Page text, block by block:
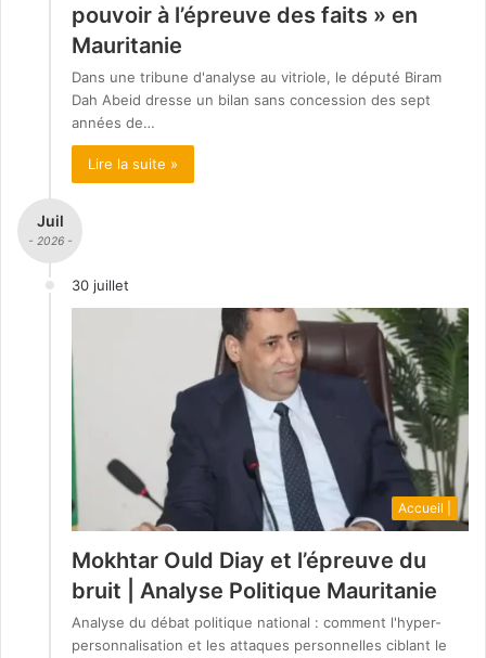
pouvoir à l’épreuve des faits » en
Mauritanie
Dans une tribune d'analyse au vitriole, le député Biram
Dah Abeid dresse un bilan sans concession des sept
années de…
Lire la suite »
Juil
- 2026 -
30 juillet
Accueil |
Mokhtar Ould Diay et l’épreuve du
bruit | Analyse Politique Mauritanie
Analyse du débat politique national : comment l'hyper-
personnalisation et les attaques personnelles ciblant le